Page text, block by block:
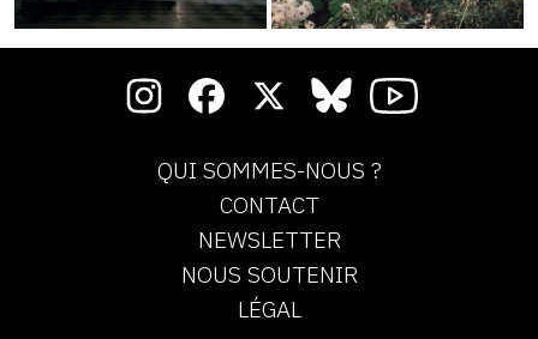
QUI SOMMES-NOUS ?
CONTACT
NEWSLETTER
NOUS SOUTENIR
LÉGAL